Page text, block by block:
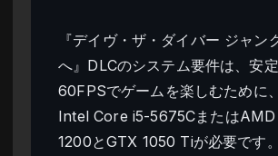
『デイヴ・ザ・ダイバー ジャン
へ』DLCのシステム要件は、安
60FPSでゲームを楽しむために
Intel Core i5-5675Cまたは
1200とGTX 1050 Tiが必要です